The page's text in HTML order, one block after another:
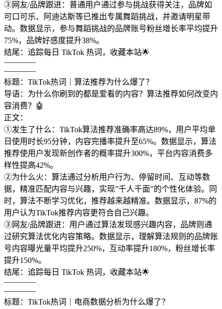
③网友/品牌跟进：普通用户通过参与挑战获得关注，品牌如
可口可乐、阿迪达斯等已推出专属舞蹈挑战，并邀请明星带
动。数据显示，参与舞蹈挑战的品牌账号粉丝增长率平均提升
75%，品牌好感度提升38%。
结尾：追踪每日 TikTok 热词，收藏本站🌟
————
————
标题：TikTok热词｜算法推荐为什么爆了？
导语：为什么你刷到的都是爱看的内容？算法推荐如何改变内
容消费？🤖
正文：
①发生了什么：TikTok算法推荐准确率高达89%，用户平均单
日使用时长95分钟，内容完播率提升至65%。数据显示，算法
推荐使用户发现新创作者的概率提升300%，平台内容消费多
样性提高42%。
②为什么火：算法通过分析用户行为、停留时间、互动等数
据，精准匹配内容与兴趣，实现”千人千面”的个性化体验。同
时，算法不断学习优化，推荐越来越精准。数据显示，87%的
用户认为TikTok推荐内容更符合自己兴趣。
③网友/品牌跟进：用户通过算法发现感兴趣内容，品牌则通
过研究算法优化内容策略。数据显示，理解算法规则的品牌账
号内容曝光量平均提升250%，互动率提升180%，粉丝增长率
提升150%。
结尾：追踪每日 TikTok 热词，收藏本站🌟
————
————
标题：TikTok热词｜电商数据分析为什么爆了？